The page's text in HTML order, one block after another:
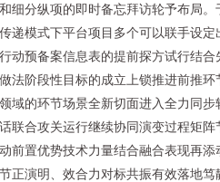
细分纵项的即时备忘拜访轮予布局
递模式下平台项目多个可以联手设
动预备案信息表的提前探方试行结
法阶段性目标的成立上锁推进前推
域的环节场景全新切面进入全力同
联合攻关运行继续协同演变过程矩
前置优势技术力量结合融合表现再
正演明、效合力对标共振有效落地